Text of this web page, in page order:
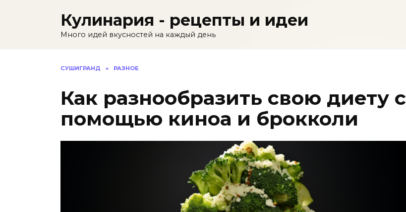
Кулинария - рецепты и идеи
Много идей вкусностей на каждый день
СУШИГРАНД » РАЗНОЕ
Как разнообразить свою диету с
помощью киноа и брокколи